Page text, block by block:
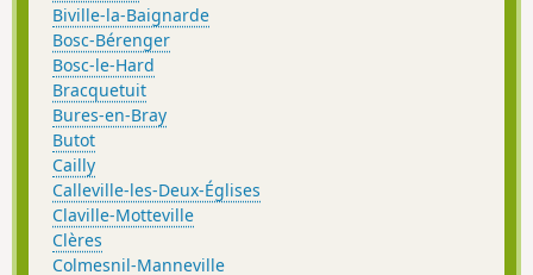
Biville-la-Baignarde
Bosc-Bérenger
Bosc-le-Hard
Bracquetuit
Bures-en-Bray
Butot
Cailly
Calleville-les-Deux-Églises
Claville-Motteville
Clères
Colmesnil-Manneville